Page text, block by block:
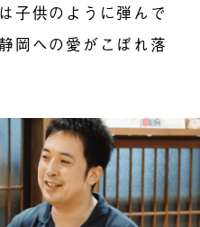
子供のように弾んで
岡への愛がこぼれ落